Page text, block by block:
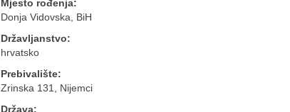
Mjesto rođenja:
Donja Vidovska, BiH
Državljanstvo:
hrvatsko
Prebivalište:
Zrinska 131, Nijemci
Država: